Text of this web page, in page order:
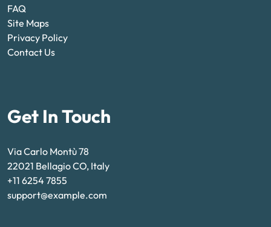
FAQ
Site Maps
Privacy Policy
Contact Us
Get In Touch
Via Carlo Montù 78
22021 Bellagio CO, Italy
+11 6254 7855
support@example.com